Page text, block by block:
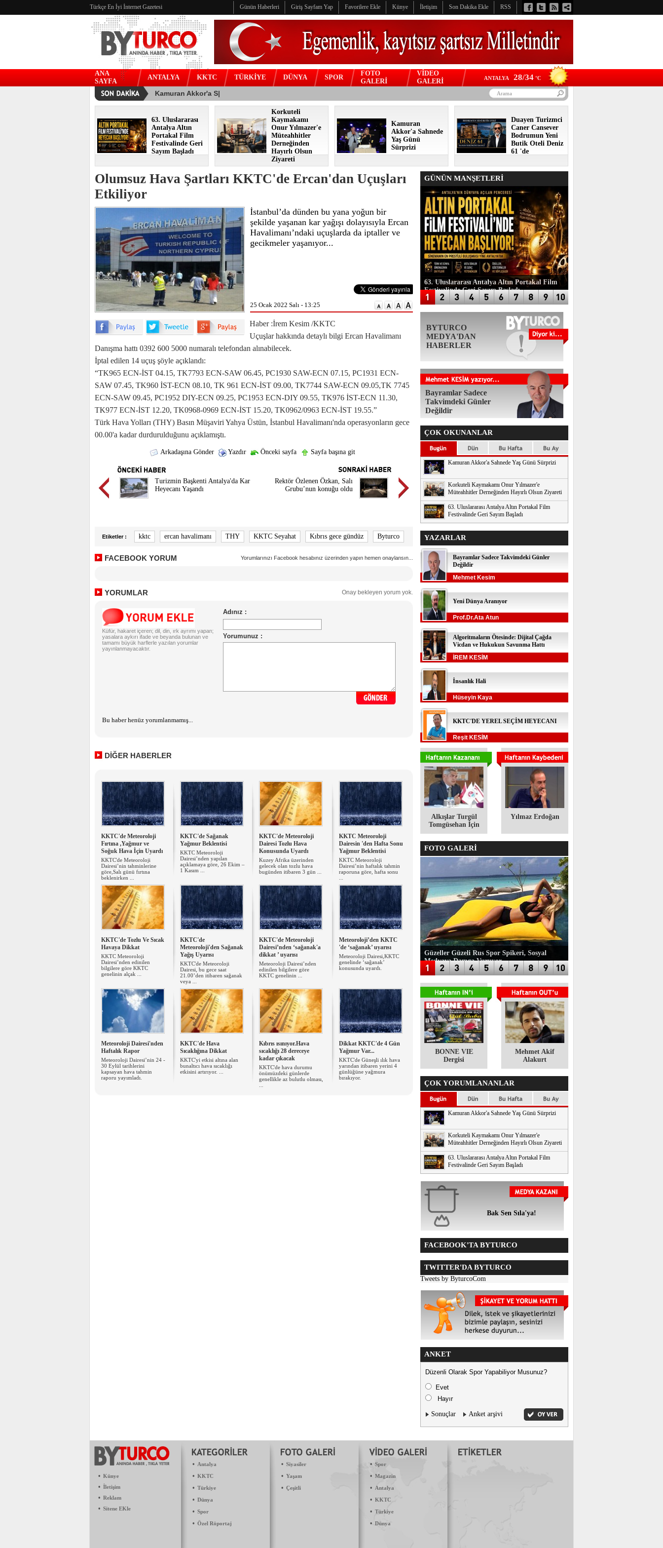
Türkçe En İyi İnternet Gazetesi Günün Haberleri Giriş Sayfam Yap Favorilere Ekle Künye İletişim Son Dakika Ekle RSS
ANA
SAYFA
ANTALYA KKTC TÜRKİYE DÜNYA SPOR
FOTO
GALERİ
VİDEO
GALERİ
ANTALYA 28/34 °C
63. Uluslararası
Antalya Altın
Portakal Film
Festivalinde Geri
Sayım Başladı
Korkuteli
Kaymakamı
Onur Yılmazer'e
Müteahhitler
Derneğinden
Hayırlı Olsun
Ziyareti
Kamuran
Akkor'a Sahnede
Yaş Günü
Sürprizi
Duayen Turizmci
Caner Cansever
Bodrumun Yeni
Butik Oteli Deniz
61 'de
Olumsuz Hava Şartları KKTC'de Ercan'dan Uçuşları
Etkiliyor
İstanbul’da dünden bu yana yoğun bir
şekilde yaşanan kar yağışı dolayısıyla Ercan
Havalimanı’ndaki uçuşlarda da iptaller ve
gecikmeler yaşanıyor...
25 Ocak 2022 Salı - 13:25
Haber :İrem Kesim /KKTC
Uçuşlar hakkında detaylı bilgi Ercan Havalimanı
Danışma hattı 0392 600 5000 numaralı telefondan alınabilecek.
İptal edilen 14 uçuş şöyle açıklandı:
“TK965 ECN-İST 04.15, TK7793 ECN-SAW 06.45, PC1930 SAW-ECN 07.15, PC1931 ECN-
SAW 07.45, TK960 İST-ECN 08.10, TK 961 ECN-İST 09.00, TK7744 SAW-ECN 09.05,TK 7745
ECN-SAW 09.45, PC1952 DIY-ECN 09.25, PC1953 ECN-DIY 09.55, TK976 İST-ECN 11.30,
TK977 ECN-İST 12.20, TK0968-0969 ECN-İST 15.20, TK0962/0963 ECN-İST 19.55.”
Türk Hava Yolları (THY) Basın Müşaviri Yahya Üstün, İstanbul Havalimanı'nda operasyonların gece
00.00'a kadar durdurulduğunu açıklamıştı.
Arkadaşına Gönder Yazdır Önceki sayfa Sayfa başına git
Turizmin Başkenti Antalya'da Kar
Heyecanı Yaşandı
Rektör Özlenen Özkan, Salı
Grubu’nun konuğu oldu
Etiketler : kktc ercan havalimanı THY KKTC Seyahat Kıbrıs gece gündüz Byturco
FACEBOOK YORUM Yorumlarınızı Facebook hesabınız üzerinden yapın hemen onaylansın...
YORUMLAR Onay bekleyen yorum yok.
Küfür, hakaret içeren; dil, din, ırk ayrımı yapan;
yasalara aykırı ifade ve beyanda bulunan ve
tamamı büyük harflerle yazılan yorumlar
yayınlanmayacaktır.
Bu haber henüz yorumlanmamış...
DİĞER HABERLER
KKTC'de Meteoroloji
Fırtına ,Yağmur ve
Soğuk Hava İçin Uyardı
KKTC'de Meteoroloji
Dairesi’nin tahminlerine
göre,Salı günü fırtına
beklenirken ...
KKTC'de Sağanak
Yağmur Beklentisi
KKTC Meteoroloji
Dairesi’nden yapılan
açıklamaya göre, 26 Ekim –
1 Kasım ...
KKTC'de Meteoroloji
Dairesi Tozlu Hava
Konusunda Uyardı
Kuzey Afrika üzerinden
gelecek olan tozlu hava
bugünden itibaren 3 gün ...
KKTC Meteoroloji
Dairesin 'den Hafta Sonu
Yağmur Beklentisi
KKTC Meteoroloji
Dairesi’nin haftalık tahmin
raporuna göre, hafta sonu
KKTC'de Tozlu Ve Sıcak
Havaya Dikkat
KKTC Meteoroloji
Dairesi’nden edinilen
bilgilere göre KKTC
genelinin alçak ...
KKTC'de
Meteoroloji'den Sağanak
Yağış Uyarısı
KKTC'de Meteoroloji
Dairesi, bu gece saat
21.00’den itibaren sağanak
veya ...
KKTC'de Meteoroloji
Dairesi’nden ‘sağanak'a
dikkat ’ uyarısı
​Meteoroloji Dairesi’nden
edinilen bilgilere göre
KKTC genelinin ...
Meteoroloji’den KKTC
'de ‘sağanak’ uyarısı
Meteoroloji Dairesi,KKTC
genelinde ‘sağanak’
konusunda uyardı.
Meteoroloji Dairesi'nden
Haftalık Rapor
Meteoroloji Dairesi’nin 24 -
30 Eylül tarihlerini
kapsayan hava tahmin
raporu yayımladı.
KKTC'de Hava
Sıcaklığına Dikkat
KKTC'yi etkisi altına alan
bunaltıcı hava sıcaklığı
etkisini artırıyor. ...
Kıbrıs ısınıyor.Hava
sıcaklığı 28 dereceye
kadar çıkacak
KKTC'de hava durumu
önümüzdeki günlerde
genellikle az bulutlu olması,
Dikkat KKTC'de 4 Gün
Yağmur Var...
KKTC'de Güneşli ılık hava
yarından itibaren yerini 4
günlüğüne yağmura
bırakıyor.
GÜNÜN MANŞETLERİ
63. Uluslararası Antalya Altın Portakal Film
Festivalinde Geri Sayım Başladı
BYTURCO
MEDYA'DAN
HABERLER
Bayramlar Sadece
Takvimdeki Günler
Değildir
ÇOK OKUNANLAR
Kamuran Akkor'a Sahnede Yaş Günü Sürprizi
Korkuteli Kaymakamı Onur Yılmazer'e
Müteahhitler Derneğinden Hayırlı Olsun Ziyareti
63. Uluslararası Antalya Altın Portakal Film
Festivalinde Geri Sayım Başladı
YAZARLAR
Bayramlar Sadece Takvimdeki Günler
Değildir
Mehmet Kesim
Yeni Dünya Aranıyor
Prof.Dr.Ata Atun
Algoritmaların Ötesinde: Dijital Çağda
Vicdan ve Hukukun Savunma Hattı
İREM KESİM
İnsanlık Hali
Hüseyin Kaya
KKTC'DE YEREL SEÇİM HEYECANI
Reşit KESİM
Alkışlar Turgül
Tomgüsehan İçin
Yılmaz Erdoğan
FOTO GALERİ
Güzeller Güzeli Rus Spor Spikeri, Sosyal
Medyaya Damga Vuruyor
BONNE VIE
Dergisi
​Mehmet Akif
Alakurt
ÇOK YORUMLANANLAR
Kamuran Akkor'a Sahnede Yaş Günü Sürprizi
Korkuteli Kaymakamı Onur Yılmazer'e
Müteahhitler Derneğinden Hayırlı Olsun Ziyareti
63. Uluslararası Antalya Altın Portakal Film
Festivalinde Geri Sayım Başladı
Bak Sen Sıla'ya!
FACEBOOK'TA BYTURCO
TWITTER'DA BYTURCO
Tweets by ByturcoCom
ANKET
Düzenli Olarak Spor Yapabiliyor Musunuz?
Evet
Hayır
Sonuçlar Anket arşivi
• Künye
• İletişim
• Reklam
• Sitene EKle
• Antalya
• KKTC
• Türkiye
• Dünya
• Spor
• Özel Röportaj
• Siyasiler
• Yaşam
• Çeşitli
• Spor
• Magazin
• Antalya
• KKTC
• Türkiye
• Dünya